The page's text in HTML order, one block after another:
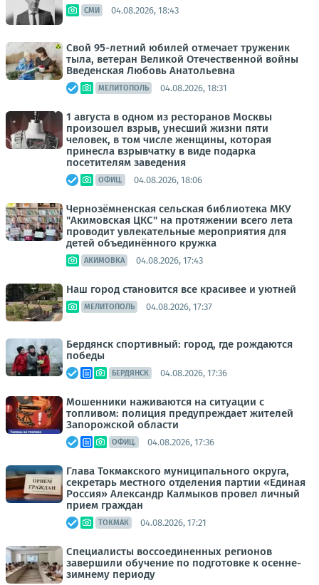
СМИ 04.08.2026, 18:43
Свой 95-летний юбилей отмечает труженик
тыла, ветеран Великой Отечественной войны
Введенская Любовь Анатольевна
МЕЛИТОПОЛЬ 04.08.2026, 18:31
1 августа в одном из ресторанов Москвы
произошел взрыв, унесший жизни пяти
человек, в том числе женщины, которая
принесла взрывчатку в виде подарка
посетителям заведения
ОФИЦ. 04.08.2026, 18:06
Чернозёмненская сельская библиотека МКУ
"Акимовская ЦКС" на протяжении всего лета
проводит увлекательные мероприятия для
детей объединённого кружка
АКИМОВКА 04.08.2026, 17:43
Наш город становится все красивее и уютней
МЕЛИТОПОЛЬ 04.08.2026, 17:37
Бердянск спортивный: город, где рождаются
победы
БЕРДЯНСК 04.08.2026, 17:36
Мошенники наживаются на ситуации с
топливом: полиция предупреждает жителей
Запорожской области
ОФИЦ. 04.08.2026, 17:36
Глава Токмакского муниципального округа,
секретарь местного отделения партии «Единая
Россия» Александр Калмыков провел личный
прием граждан
ТОКМАК 04.08.2026, 17:21
Специалисты воссоединенных регионов
завершили обучение по подготовке к осенне-
зимнему периоду